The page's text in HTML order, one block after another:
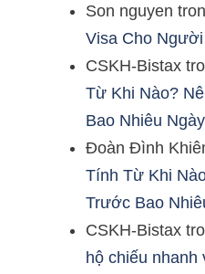
Son nguyen
Visa Cho
CSKH-Bistax
Từ Khi Nào?
Bao Nhiêu
Đoàn Đình
Tính Từ Khi
Trước Bao
CSKH-Bistax
hộ chiếu nhanh